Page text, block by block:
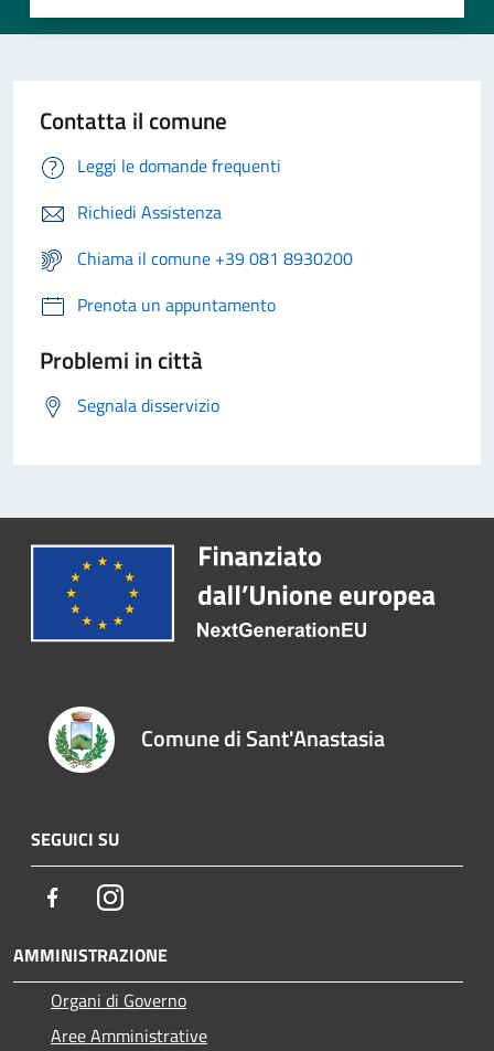
Contatta il comune
Leggi le domande frequenti
Richiedi Assistenza
Chiama il comune +39 081 8930200
Prenota un appuntamento
Problemi in città
Segnala disservizio
Comune di Sant'Anastasia
SEGUICI SU
FacebookInstagram
AMMINISTRAZIONE
Organi di Governo
Aree Amministrative